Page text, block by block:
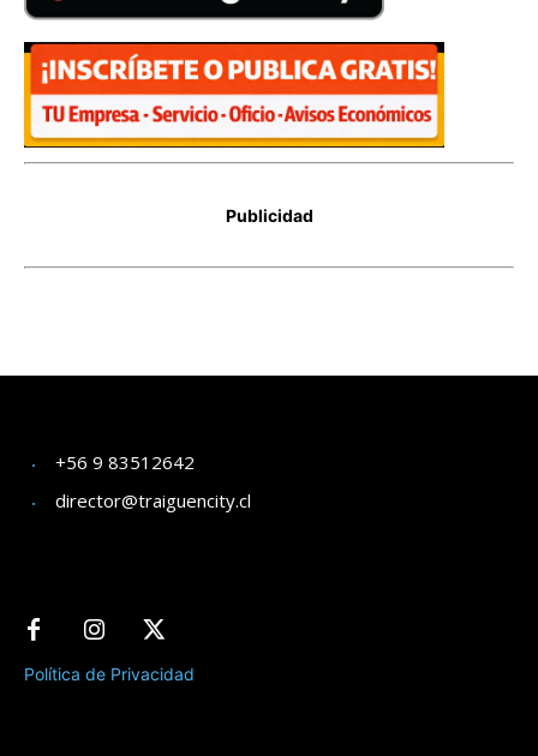
+56 9 83512642
director@traiguencity.cl
Política de Privacidad